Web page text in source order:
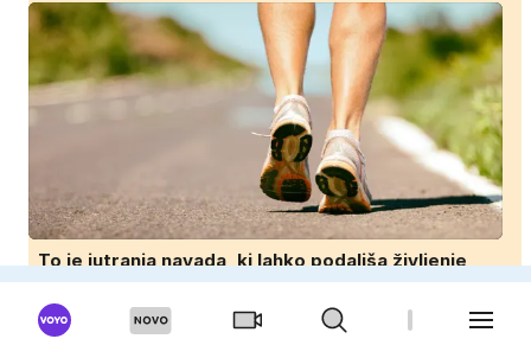
To je jutranja navada, ki lahko podaljša življenje
ga niso našli, nato je prišla še ena
tragedija